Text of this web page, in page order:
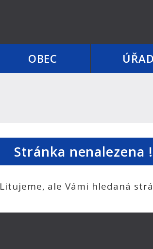
OBEC ÚŘAD
Stránka nenalezena !
Litujeme, ale Vámi hledaná